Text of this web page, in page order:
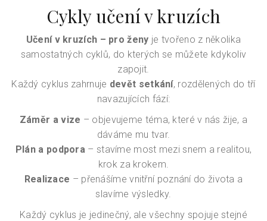
Cykly učení v kruzích
Učení v kruzích – pro ženy je tvořeno z několika
samostatných cyklů, do kterých se můžete kdykoliv
zapojit.
Každý cyklus zahrnuje devět setkání, rozdělených do tří
navazujících fází:
Záměr a vize – objevujeme téma, které v nás žije, a
dáváme mu tvar.
Plán a podpora – stavíme most mezi snem a realitou,
krok za krokem.
Realizace – přenášíme vnitřní poznání do života a
slavíme výsledky.
Každý cyklus je jedinečný, ale všechny spojuje stejné